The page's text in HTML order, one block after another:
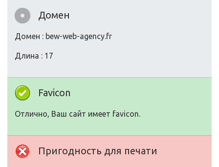
Домен
Домен : bew-web-agency.fr
Длина : 17
Favicon
Отлично, Ваш сайт имеет favicon.
Пригодность для печати